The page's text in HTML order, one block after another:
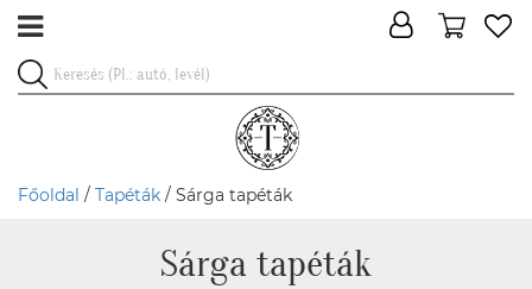
Főoldal / Tapéták / Sárga tapéták
Sárga tapéták